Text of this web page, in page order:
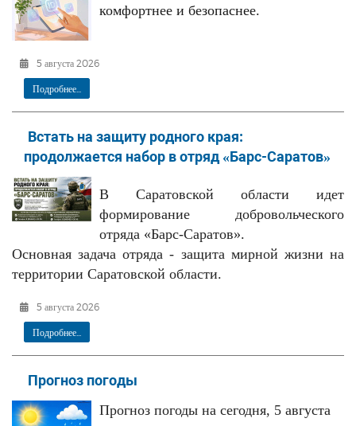
комфортнее и безопаснее.
5 августа 2026
Подробнее...
Встать на защиту родного края:
продолжается набор в отряд «Барс-Саратов»
В Саратовской области идет
формирование добровольческого
отряда «Барс-Саратов».
Основная задача отряда - защита мирной жизни на
территории Саратовской области.
5 августа 2026
Подробнее...
Прогноз погоды
Прогноз погоды на сегодня, 5 августа